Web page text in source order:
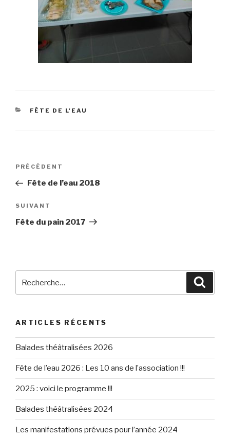
CATÉGORIES
FÊTE DE L'EAU
Navigation
l’article
Article
précédent
PRÉCÉDENT
Fête de l’eau 2018
Article
suivant
SUIVANT
Fête du pain 2017
pour
ARTICLES RÉCENTS
Balades théâtralisées 2026
Fête de l’eau 2026 : Les 10 ans de l’association !!!
2025 : voici le programme !!!
Balades théâtralisées 2024
Les manifestations prévues pour l’année 2024